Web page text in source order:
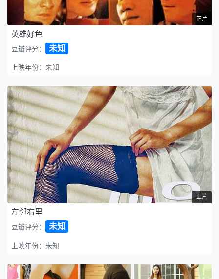
正片
英雄好色
豆瓣评分： 未知
上映年份：未知
正片
左邻右里
豆瓣评分： 未知
上映年份：未知